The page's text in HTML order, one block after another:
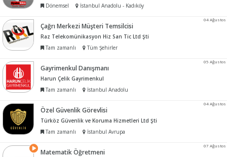
Dönemsel
İstanbul Anadolu - Kadıköy
04 Ağustos
Çağrı Merkezi Müşteri Temsilcisi
Raz Telekomünikasyon Hiz San Tic Ltd Şti
Tam zamanlı
Tüm Şehirler
05 Ağustos
Gayrimenkul Danışmanı
Harun Çelik Gayrimenkul
Tam zamanlı
İstanbul Anadolu
04 Ağustos
Özel Güvenlik Görevlisi
Türköz Güvenlik ve Koruma Hizmetleri Ltd Şti
Tam zamanlı
İstanbul Avrupa
07 Ağustos
Matematik Öğretmeni